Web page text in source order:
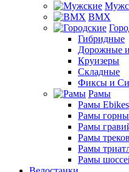
BMX
Гибридные
Дорожные
Круизеры
Складные
Фиксы и
Рамы
Рамы Ebikes
Рамы
Рамы
Рамы
Рамы
Рамы